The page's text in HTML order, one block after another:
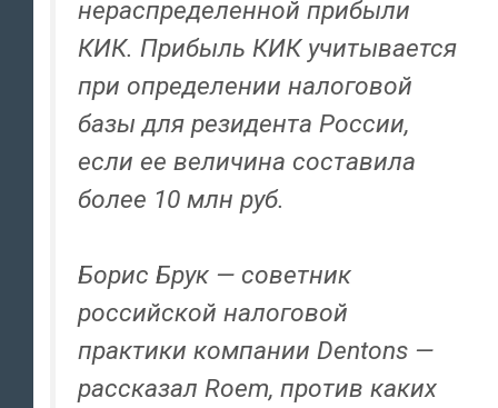
нераспределенной прибыли
КИК. Прибыль КИК учитывается
при определении налоговой
базы для резидента России,
если ее величина составила
более 10 млн руб.
Борис Брук — советник
российской налоговой
практики компании Dentons —
рассказал Roem, против каких